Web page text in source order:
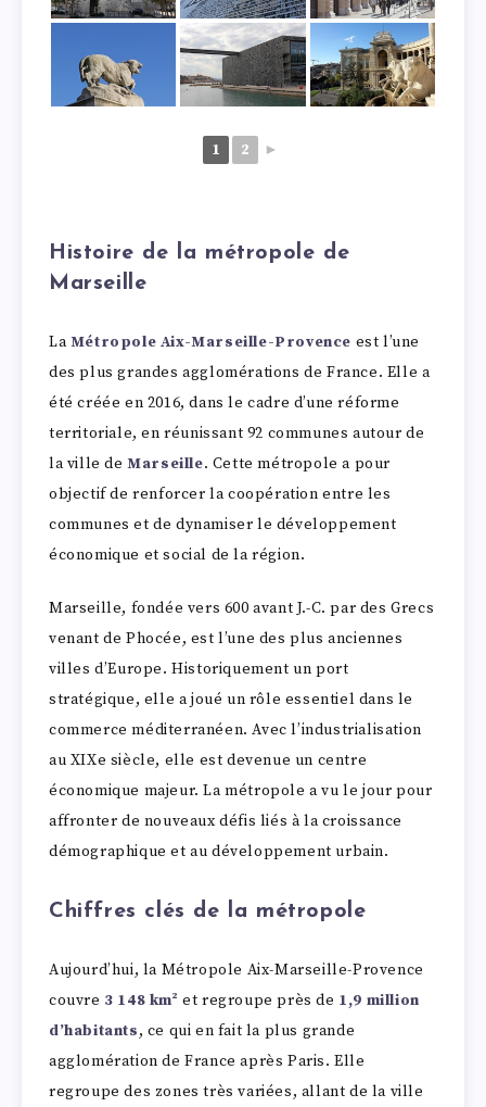
1 2 ►
Histoire de la métropole de
Marseille
LaMétropole Aix-Marseille-Provence est l’une
des plus grandes agglomérations de France. Elle a
été créée en 2016, dans le cadre d’une réforme
territoriale, en réunissant 92 communes autour de
la ville deMarseille. Cette métropole a pour
objectif de renforcer la coopération entre les
communes et de dynamiser le développement
économique et social de la région.
Marseille, fondée vers 600 avant J.-C. par des Grecs
venant de Phocée, est l’une des plus anciennes
villes d’Europe. Historiquement un port
stratégique, elle a joué un rôle essentiel dans le
commerce méditerranéen. Avec l’industrialisation
au XIXe siècle, elle est devenue un centre
économique majeur. La métropole a vu le jour pour
affronter de nouveaux défis liés à la croissance
démographique et au développement urbain.
Chiffres clés de la métropole
Aujourd’hui, la Métropole Aix-Marseille-Provence
couvre 3 148 km² et regroupe près de 1,9 million
d’habitants, ce qui en fait la plus grande
agglomération de France après Paris. Elle
regroupe des zones très variées, allant de la ville